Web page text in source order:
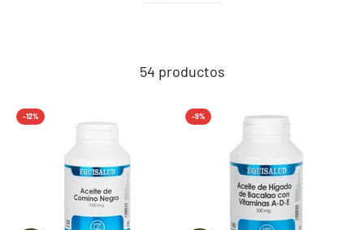
54 productos
-12% -9%